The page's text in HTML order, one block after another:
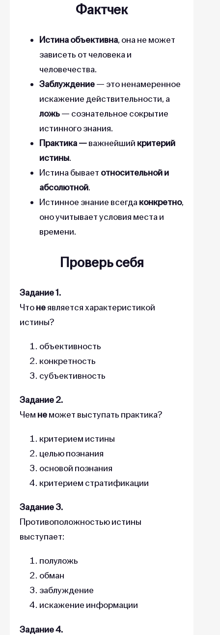
Фактчек
Истина объективна, она не может
зависеть от человека и
человечества.
Заблуждение— это ненамеренное
искажение действительности, а
ложь— сознательное сокрытие
истинного знания.
Практика —важнейший критерий
истины.
Истина бывает относительной и
абсолютной.
Истинное знание всегда конкретно,
оно учитывает условия места и
времени.
Проверь себя
Задание 1.
Чтонеявляется характеристикой
истины?
объективность
конкретность
субъективность
Задание 2.
Чем неможет выступать практика?
критерием истины
целью познания
основой познания
критерием стратификации
Задание 3.
Противоположностью истины
выступает:
полуложь
обман
заблуждение
искажение информации
Задание 4.